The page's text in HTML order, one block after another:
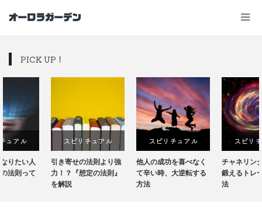
PICK UP！
スピリチュアル
引き寄せの法則より強
力！？『想定の法則』
スピリチュアル
他人の成功を喜べなく
て辛い時、大逆転する
スピリチュアル
チャネリングの能力を
鍛えるトレーニング方